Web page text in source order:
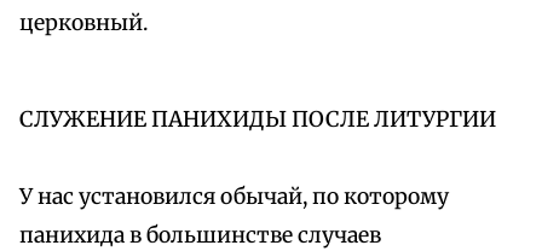
церковный.
СЛУЖЕНИЕ ПАНИХИДЫ ПОСЛЕ ЛИТУРГИИ
У нас установился обычай, по которому
панихида в большинстве случаев